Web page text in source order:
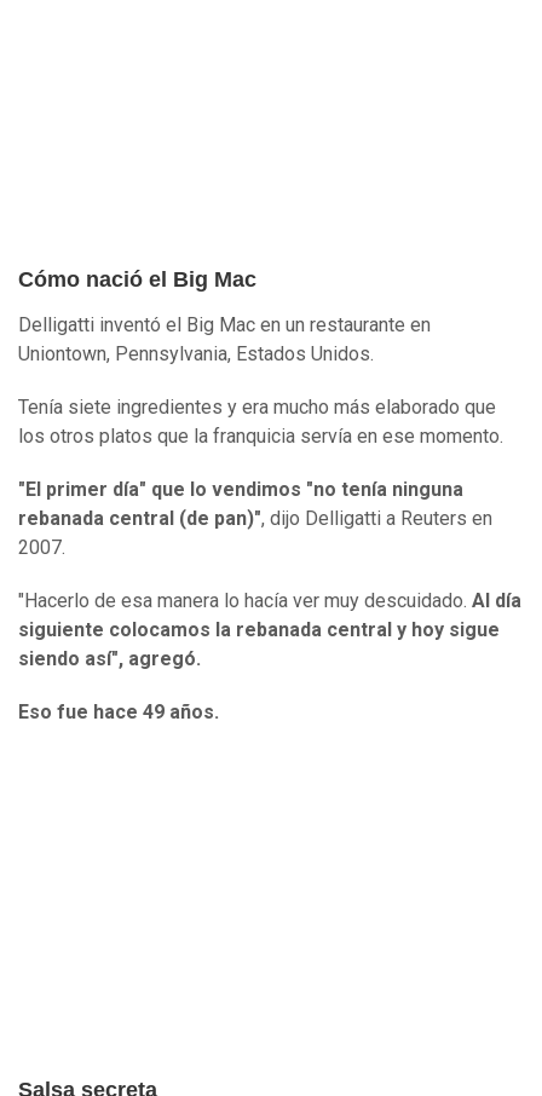
Cómo nació el Big Mac
Delligatti inventó el Big Mac en un restaurante en
Uniontown, Pennsylvania, Estados Unidos.
Tenía siete ingredientes y era mucho más elaborado que
los otros platos que la franquicia servía en ese momento.
"El primer día" que lo vendimos "no tenía ninguna
rebanada central (de pan)", dijo Delligatti a Reuters en
2007.
"Hacerlo de esa manera lo hacía ver muy descuidado. Al día
siguiente colocamos la rebanada central y hoy sigue
siendo así", agregó.
Eso fue hace 49 años.
Salsa secreta